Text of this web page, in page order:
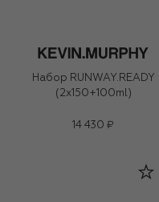
Набор RUNWAY.READY
(2x150+100ml)
14 430 ₽